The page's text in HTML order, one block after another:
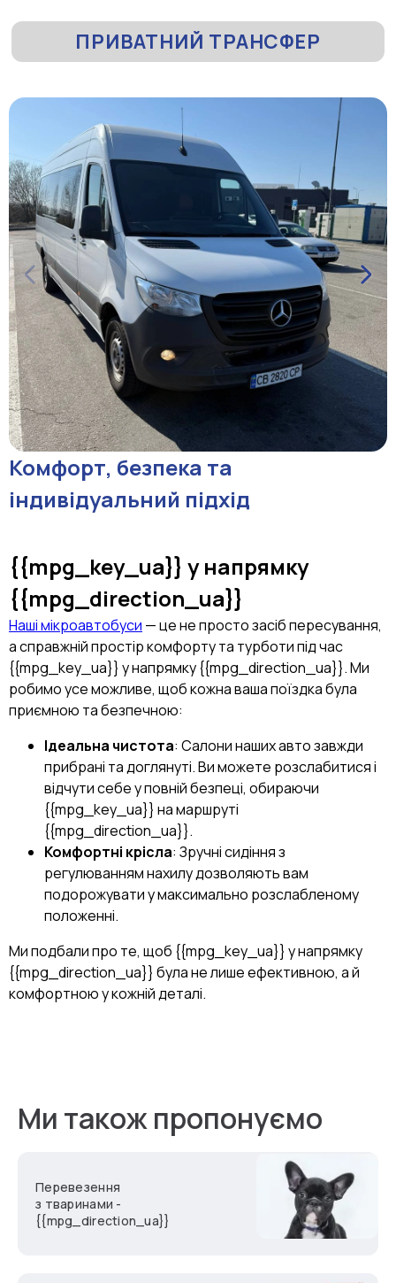
ПРИВАТНИЙ ТРАНСФЕР
Комфорт, безпека та
індивідуальний підхід
{{mpg_key_ua}} у напрямку
{{mpg_direction_ua}}
Наші мікроавтобуси — це не просто засіб пересування,
а справжній простір комфорту та турботи під час
{{mpg_key_ua}} у напрямку {{mpg_direction_ua}}. Ми
робимо усе можливе, щоб кожна ваша поїздка була
приємною та безпечною:
Ідеальна чистота: Салони наших авто завжди
прибрані та доглянуті. Ви можете розслабитися і
відчути себе у повній безпеці, обираючи
{{mpg_key_ua}} на маршруті
{{mpg_direction_ua}}.
Комфортні крісла: Зручні сидіння з
регулюванням нахилу дозволяють вам
подорожувати у максимально розслабленому
положенні.
Ми подбали про те, щоб {{mpg_key_ua}} у напрямку
{{mpg_direction_ua}} була не лише ефективною, а й
комфортною у кожній деталі.
Ми також пропонуємо
Перевезення
з тваринами -
{{mpg_direction_ua}}